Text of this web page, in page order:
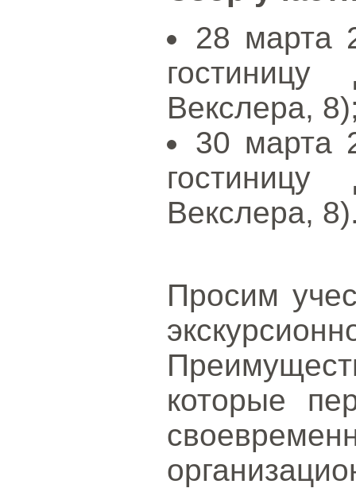
28 марта
Векслера,
30 марта
Векслера,
Просим
которые